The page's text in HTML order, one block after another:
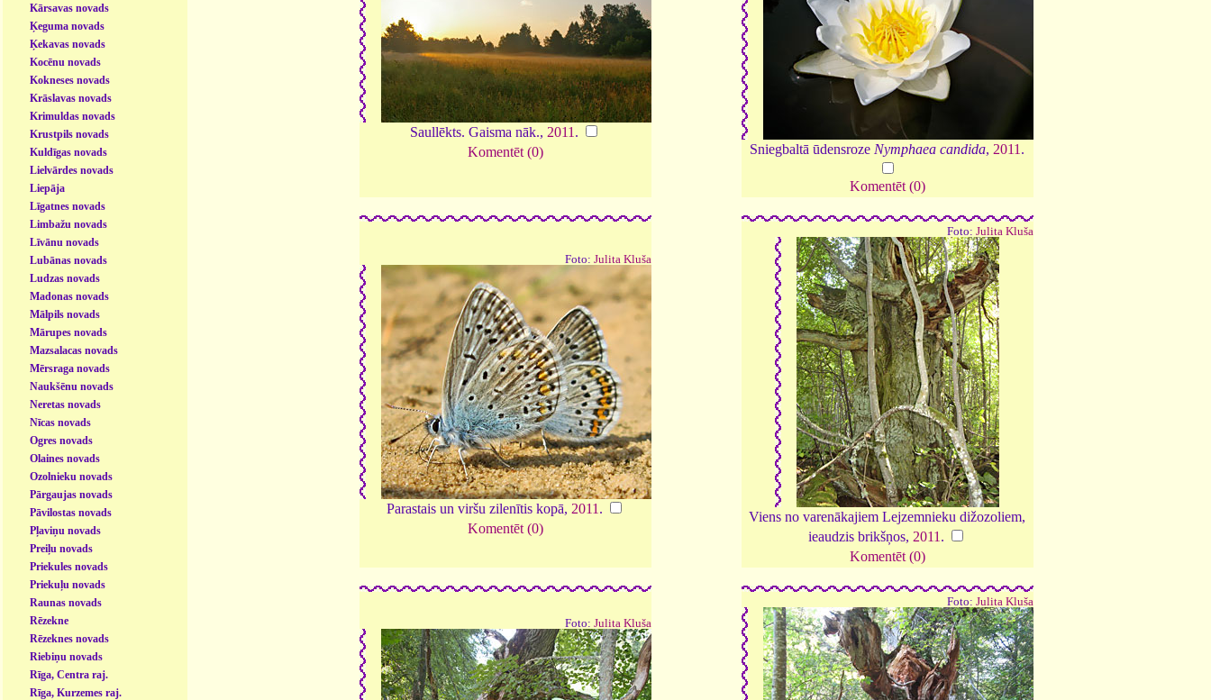
Kārsavas novads
Ķeguma novads
Ķekavas novads
Kocēnu novads
Kokneses novads
Krāslavas novads
Krimuldas novads
Krustpils novads
Kuldīgas novads
Lielvārdes novads
Liepāja
Līgatnes novads
Limbažu novads
Līvānu novads
Lubānas novads
Ludzas novads
Madonas novads
Mālpils novads
Mārupes novads
Mazsalacas novads
Mērsraga novads
Naukšēnu novads
Neretas novads
Nīcas novads
Ogres novads
Olaines novads
Ozolnieku novads
Pārgaujas novads
Pāvilostas novads
Pļaviņu novads
Preiļu novads
Priekules novads
Priekuļu novads
Raunas novads
Rēzekne
Rēzeknes novads
Riebiņu novads
Rīga, Centra raj.
Rīga, Kurzemes raj.
Saullēkts. Gaisma nāk., 2011 .
Komentēt (0)
Sniegbaltā ūdensroze Nymphaea candida, 2011 .
Komentēt (0)
Foto: Julita Kluša
Parastais un viršu zilenītis kopā, 2011 .
Komentēt (0)
Foto: Julita Kluša
Viens no varenākajiem Lejzemnieku dižozoliem,
ieaudzis brikšņos, 2011 .
Komentēt (0)
Foto: Julita Kluša
Foto: Julita Kluša